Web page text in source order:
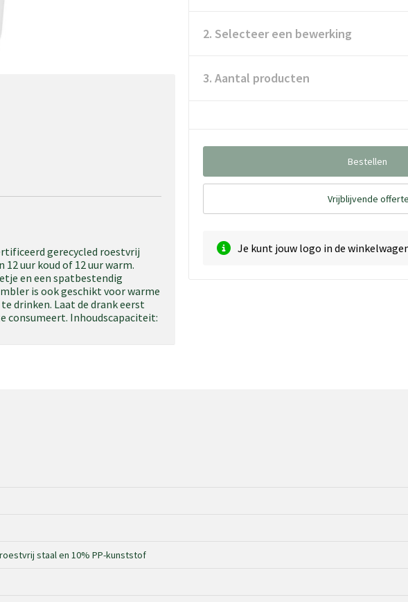
gerecycled roestvrij
uur koud of 12 uur warm.
en een spatbestendig
is ook geschikt voor warme
drinken. Laat de drank eerst
consumeert. Inhoudscapaciteit:
2. Selecteer een bewerking
3. Aantal producten
Bestellen
Vrijblijvende offerte
Je kunt jouw logo in de
staal en 10% PP-kunststof